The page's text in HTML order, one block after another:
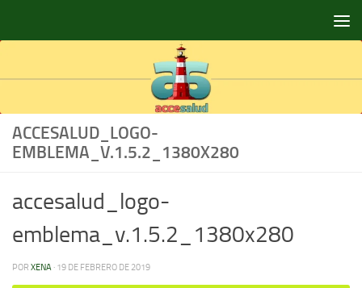
ACCESALUD_LOGO-
EMBLEMA_V.1.5.2_1380X280
accesalud_logo-
emblema_v.1.5.2_1380x280
POR XENA · 19 DE FEBRERO DE 2019